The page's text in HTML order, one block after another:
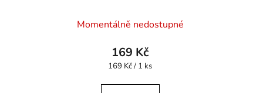
Momentálně nedostupné
169 Kč
Měrná
169 Kč / 1 ks